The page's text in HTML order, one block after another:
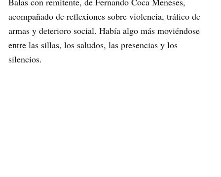
acompañado de reflexiones sobre violencia, tráfico de
armas y deterioro social. Había algo más moviéndose
entre las sillas, los saludos, las presencias y los
silencios.